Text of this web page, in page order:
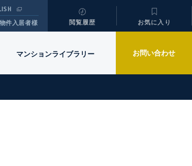
件入居者様
閲覧履歴 お気に入り
マンションライブラリー お問い合わせ